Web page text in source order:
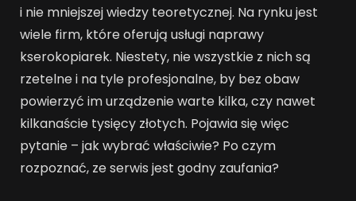
i nie mniejszej wiedzy teoretycznej. Na rynku jest
wiele firm, które oferują usługi naprawy
kserokopiarek. Niestety, nie wszystkie z nich są
rzetelne i na tyle profesjonalne, by bez obaw
powierzyć im urządzenie warte kilka, czy nawet
kilkanaście tysięcy złotych. Pojawia się więc
pytanie – jak wybrać właściwie? Po czym
rozpoznać, ze serwis jest godny zaufania?